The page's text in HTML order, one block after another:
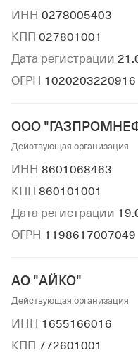
ИНН 0278005403
КПП 027801001
Дата регистрации
ОГРН 1020203220916
ООО
Действующая организация
ИНН 8601068463
КПП 860101001
Дата регистрации
ОГРН 1198617007049
АО "АЙКО"
Действующая организация
ИНН 1655166016
КПП 772601001